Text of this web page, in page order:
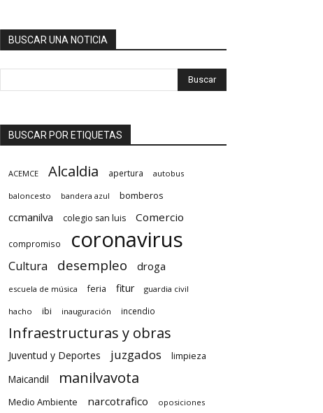
BUSCAR UNA NOTICIA
BUSCAR POR ETIQUETAS
ACEMCE Alcaldia apertura autobus
baloncesto bandera azul bomberos
ccmanilva colegio san luis Comercio
compromiso coronavirus
Cultura desempleo droga
escuela de música feria fitur guardia civil
hacho ibi inauguración incendio
Infraestructuras y obras
Juventud y Deportes juzgados
limpieza
Maicandil
manilvavota
Medio Ambiente narcotrafico oposiciones